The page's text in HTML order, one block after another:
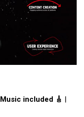
Music included 🎸 |